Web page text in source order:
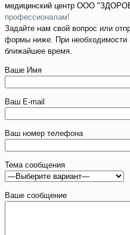
медицинский центр ООО
профессионалам!
Задайте нам свой вопрос или
формы ниже. При
ближайшее время.
Ваше Имя
Ваш E-mail
Ваш номер телефона
Тема сообщения
Ваше сообщение